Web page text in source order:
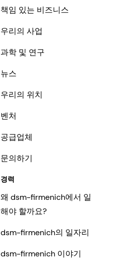
책임 있는 비즈니스
우리의 사업
과학 및 연구
뉴스
우리의 위치
벤처
공급업체
문의하기
경력
왜 dsm-firmenich에서 일
해야 할까요?
dsm-firmenich의 일자리
dsm-firmenich 이야기